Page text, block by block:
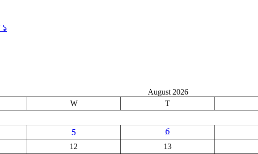
১
August 2026
W T
5 6
12 13